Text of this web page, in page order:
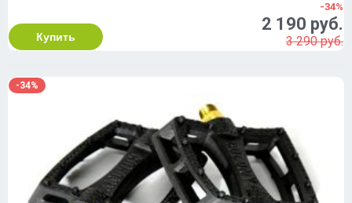
Купить
-34%
2 190 руб.
3 290 руб.
-34%